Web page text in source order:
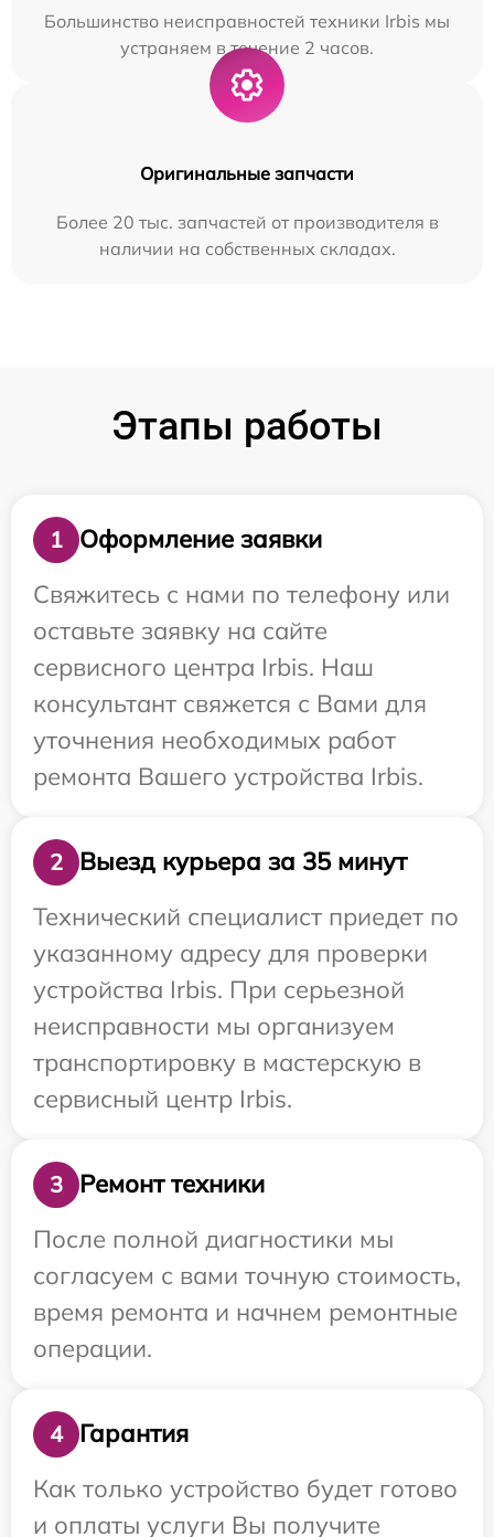
Большинство неисправностей техники Irbis мы
устраняем в течение 2 часов.
Оригинальные запчасти
Более 20 тыс. запчастей от производителя в
наличии на собственных складах.
Этапы работы
1
Оформление заявки
Свяжитесь с нами по телефону или
оставьте заявку на сайте
сервисного центра Irbis. Наш
консультант свяжется с Вами для
уточнения необходимых работ
ремонта Вашего устройства Irbis.
2
Выезд курьера за 35 минут
Технический специалист приедет по
указанному адресу для проверки
устройства Irbis. При серьезной
неисправности мы организуем
транспортировку в мастерскую в
сервисный центр Irbis.
3
Ремонт техники
После полной диагностики мы
согласуем с вами точную стоимость,
время ремонта и начнем ремонтные
операции.
4
Гарантия
Как только устройство будет готово
и оплаты услуги Вы получите